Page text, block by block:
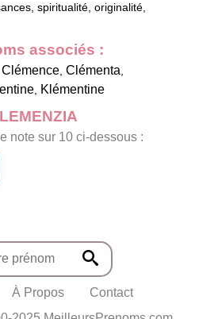
spiritualité, originalité,
associés :
Clémence, Clémenta,
, Klémentine
note sur 10 ci-dessous :
À Propos
Contact